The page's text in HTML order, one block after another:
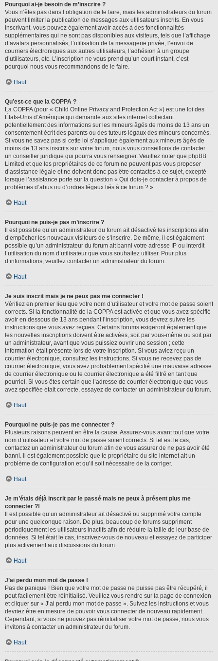
Pourquoi ai-je besoin de m’inscrire ?
Vous n’êtes pas dans l’obligation de le faire, mais les administrateurs du forum
peuvent limiter la publication de messages aux utilisateurs inscrits. En vous
inscrivant, vous pouvez également avoir accès à des fonctionnalités
supplémentaires qui ne sont pas disponibles aux visiteurs, tels que l’affichage
d’avatars personnalisés, l’utilisation de la messagerie privée, l’envoi de
courriers électroniques aux autres utilisateurs, l’adhésion à un groupe
d’utilisateurs, etc. L’inscription ne vous prend qu’un court instant, c’est
pourquoi nous vous recommandons de le faire.
Haut
Qu’est-ce que la COPPA ?
La COPPA (pour « Child Online Privacy and Protection Act ») est une loi des
États-Unis d’Amérique qui demande aux sites internet collectant
potentiellement des informations sur les mineurs âgés de moins de 13 ans un
consentement écrit des parents ou des tuteurs légaux des mineurs concernés.
Si vous ne savez pas si cette loi s’applique également aux mineurs âgés de
moins de 13 ans inscrits sur votre forum, nous vous conseillons de contacter
un conseiller juridique qui pourra vous renseigner. Veuillez noter que phpBB
Limited et que les propriétaires de ce forum ne peuvent pas vous proposer
d’assistance légale et ne doivent donc pas être contactés à ce sujet, excepté
lorsque l’assistance porte sur la question « Qui dois-je contacter à propos de
problèmes d’abus ou d’ordres légaux liés à ce forum ? ».
Haut
Pourquoi ne puis-je pas m’inscrire ?
Il est possible qu’un administrateur du forum ait désactivé les inscriptions afin
d’empêcher les nouveaux visiteurs de s’inscrire. De même, il est également
possible qu’un administrateur du forum ait banni votre adresse IP ou interdit
l’utilisation du nom d’utilisateur que vous souhaitez utiliser. Pour plus
d’informations, veuillez contacter un administrateur du forum.
Haut
Je suis inscrit mais je ne peux pas me connecter !
Vérifiez en premier lieu que votre nom d’utilisateur et votre mot de passe soient
corrects. Si la fonctionnalité de la COPPA est activée et que vous avez spécifié
avoir en dessous de 13 ans pendant l’inscription, vous devrez suivre les
instructions que vous avez reçues. Certains forums exigeront également que
les nouvelles inscriptions doivent être activées, soit par vous-même ou soit par
un administrateur, avant que vous puissiez ouvrir une session ; cette
information était présente lors de votre inscription. Si vous aviez reçu un
courrier électronique, consultez les instructions. Si vous ne recevez pas de
courrier électronique, vous avez probablement spécifié une mauvaise adresse
de courrier électronique ou le courrier électronique a été filtré en tant que
pourriel. Si vous êtes certain que l’adresse de courrier électronique que vous
avez spécifiée était correcte, essayez de contacter un administrateur du forum.
Haut
Pourquoi ne puis-je pas me connecter ?
Plusieurs raisons peuvent en être la cause. Assurez-vous avant tout que votre
nom d’utilisateur et votre mot de passe soient corrects. Si tel est le cas,
contactez un administrateur du forum afin de vous assurer de ne pas avoir été
banni. Il est également possible que le propriétaire du site internet ait un
problème de configuration et qu’il soit nécessaire de la corriger.
Haut
Je m’étais déjà inscrit par le passé mais ne peux à présent plus me
connecter ?!
Il est possible qu’un administrateur ait désactivé ou supprimé votre compte
pour une quelconque raison. De plus, beaucoup de forums suppriment
périodiquement les utilisateurs inactifs afin de réduire la taille de leur base de
données. Si tel était le cas, inscrivez-vous de nouveau et essayez de participer
plus activement aux discussions du forum.
Haut
J’ai perdu mon mot de passe !
Pas de panique ! Bien que votre mot de passe ne puisse pas être récupéré, il
peut facilement être réinitialisé. Veuillez vous rendre sur la page de connexion
et cliquer sur « J’ai perdu mon mot de passe ». Suivez les instructions et vous
devriez être en mesure de pouvoir vous connecter de nouveau rapidement.
Cependant, si vous ne pouvez pas réinitialiser votre mot de passe, nous vous
invitons à contacter un administrateur du forum.
Haut